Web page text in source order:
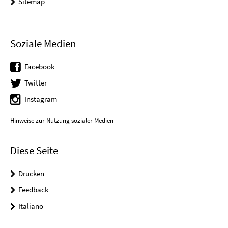
Soziale Medien
Facebook
Twitter
Instagram
Hinweise zur Nutzung sozialer Medien
Diese Seite
Drucken
Feedback
Italiano